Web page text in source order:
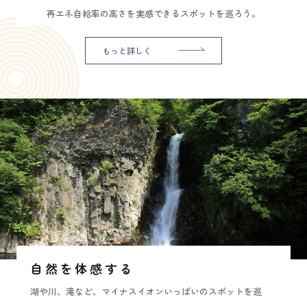
再エネ自給率の高さを実感できるスポットを巡ろう。
もっと詳しく
自然を体感する
湖や川、滝など、マイナスイオンいっぱいのスポットを巡